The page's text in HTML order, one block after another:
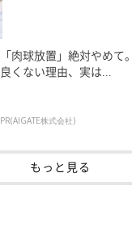
「肉球放置」絶対やめ
良くない理由、実は...
PR(AIGATE株式会社)
もっと見る